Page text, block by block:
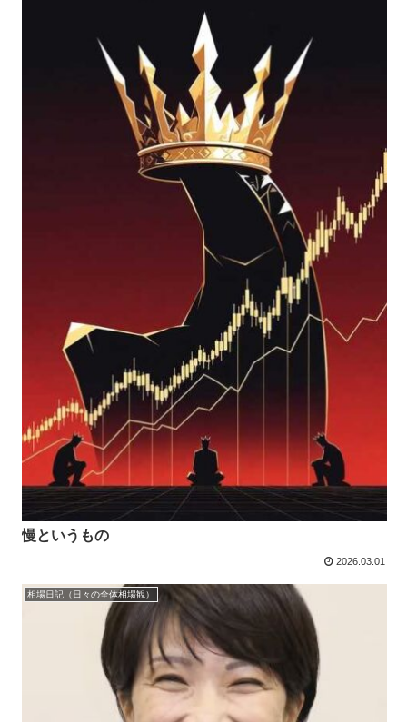
慢というもの
2026.03.01
相場日記（日々の全体相場観）